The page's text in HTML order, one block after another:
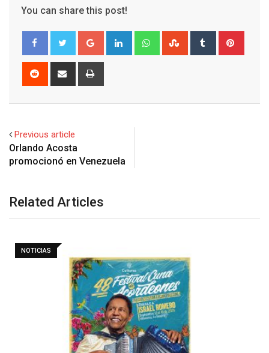
You can share this post!
Google+ LinkedIn WhatsappStumbleUpon
Tumblr
Reddit
Share
Previous article
Orlando Acosta
Related Articles
NOTICIAS